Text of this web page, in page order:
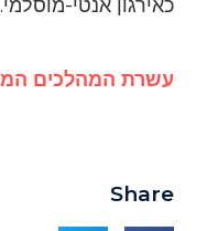
כאירגון אנטי-מוסלמי.
Share